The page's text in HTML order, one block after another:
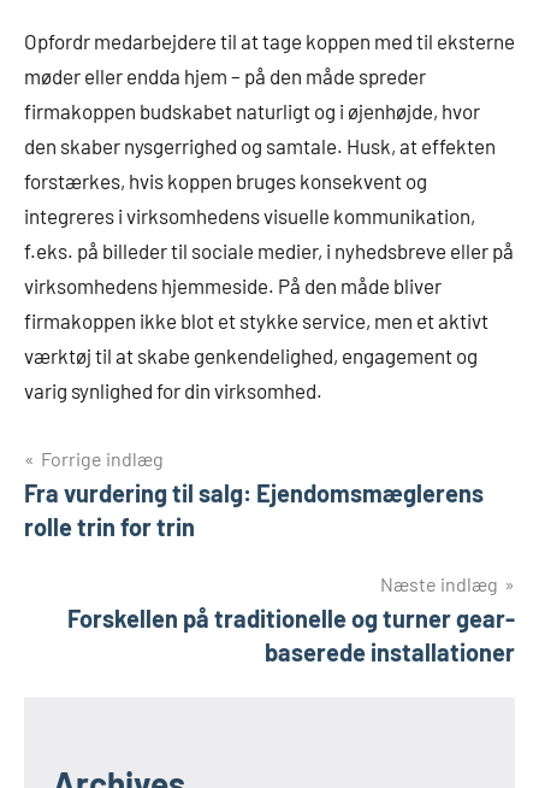
Opfordr medarbejdere til at tage koppen med til eksterne
møder eller endda hjem – på den måde spreder
firmakoppen budskabet naturligt og i øjenhøjde, hvor
den skaber nysgerrighed og samtale. Husk, at effekten
forstærkes, hvis koppen bruges konsekvent og
integreres i virksomhedens visuelle kommunikation,
f.eks. på billeder til sociale medier, i nyhedsbreve eller på
virksomhedens hjemmeside. På den måde bliver
firmakoppen ikke blot et stykke service, men et aktivt
værktøj til at skabe genkendelighed, engagement og
varig synlighed for din virksomhed.
Indlægsnavigation
Forrige indlæg
Fra vurdering til salg: Ejendomsmæglerens
rolle trin for trin
Næste indlæg
Forskellen på traditionelle og turner gear-
baserede installationer